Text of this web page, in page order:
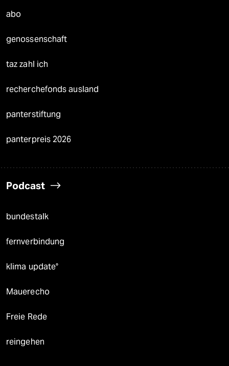
abo
genossenschaft
taz zahl ich
recherchefonds ausland
panterstiftung
panterpreis 2026
Podcast
bundestalk
fernverbindung
klima update°
Mauerecho
Freie Rede
reingehen